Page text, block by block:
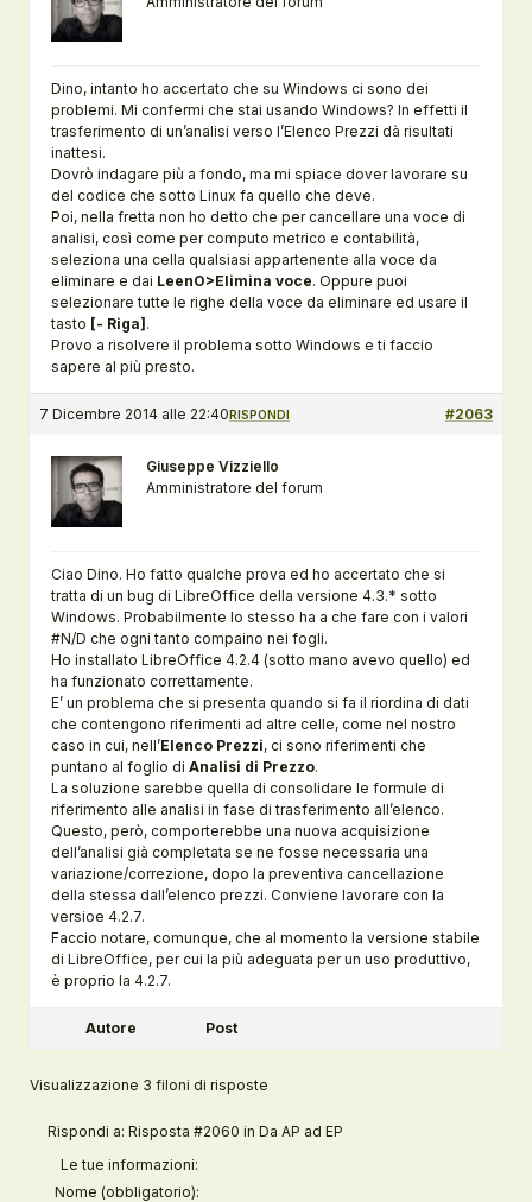
Dino, intanto ho accertato che su Windows ci sono dei
problemi. Mi confermi che stai usando Windows? In effetti il
trasferimento di un’analisi verso l’Elenco Prezzi dà risultati
inattesi.
Dovrò indagare più a fondo, ma mi spiace dover lavorare su
del codice che sotto Linux fa quello che deve.
Poi, nella fretta non ho detto che per cancellare una voce di
analisi, così come per computo metrico e contabilità,
seleziona una cella qualsiasi appartenente alla voce da
eliminare e dai LeenO>Elimina voce. Oppure puoi
selezionare tutte le righe della voce da eliminare ed usare il
tasto [- Riga] .
Provo a risolvere il problema sotto Windows e ti faccio
sapere al più presto.
7 Dicembre 2014 alle 22:40 #2063
RISPONDI
Giuseppe Vizziello
Amministratore del forum
Ciao Dino. Ho fatto qualche prova ed ho accertato che si
tratta di un bug di LibreOffice della versione 4.3.* sotto
Windows. Probabilmente lo stesso ha a che fare con i valori
#N/D che ogni tanto compaino nei fogli.
Ho installato LibreOffice 4.2.4 (sotto mano avevo quello) ed
ha funzionato correttamente.
E’ un problema che si presenta quando si fa il riordina di dati
che contengono riferimenti ad altre celle, come nel nostro
caso in cui, nell’Elenco Prezzi, ci sono riferimenti che
puntano al foglio di Analisi di Prezzo.
La soluzione sarebbe quella di consolidare le formule di
riferimento alle analisi in fase di trasferimento all’elenco.
Questo, però, comporterebbe una nuova acquisizione
dell’analisi già completata se ne fosse necessaria una
variazione/correzione, dopo la preventiva cancellazione
della stessa dall’elenco prezzi. Conviene lavorare con la
versioe 4.2.7.
Faccio notare, comunque, che al momento la versione stabile
di LibreOffice, per cui la più adeguata per un uso produttivo,
è proprio la 4.2.7.
Autore Post
Visualizzazione 3 filoni di risposte
Rispondi a: Risposta #2060 in Da AP ad EP
Le tue informazioni:
Nome (obbligatorio):